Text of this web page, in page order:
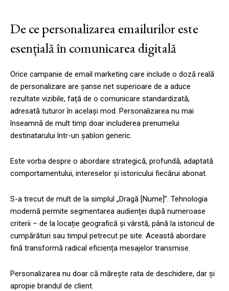
De ce personalizarea emailurilor este
esențială în comunicarea digitală
Orice campanie de email marketing care include o doză reală
de personalizare are șanse net superioare de a aduce
rezultate vizibile, față de o comunicare standardizată,
adresată tuturor în același mod. Personalizarea nu mai
înseamnă de mult timp doar includerea prenumelui
destinatarului într-un șablon generic.
Este vorba despre o abordare strategică, profundă, adaptată
comportamentului, intereselor și istoricului fiecărui abonat.
S-a trecut de mult de la simplul „Dragă [Nume]”. Tehnologia
modernă permite segmentarea audienței după numeroase
criterii – de la locație geografică și vârstă, până la istoricul de
cumpărături sau timpul petrecut pe site. Această abordare
fină transformă radical eficiența mesajelor transmise.
Personalizarea nu doar că mărește rata de deschidere, dar și
apropie brandul de client.